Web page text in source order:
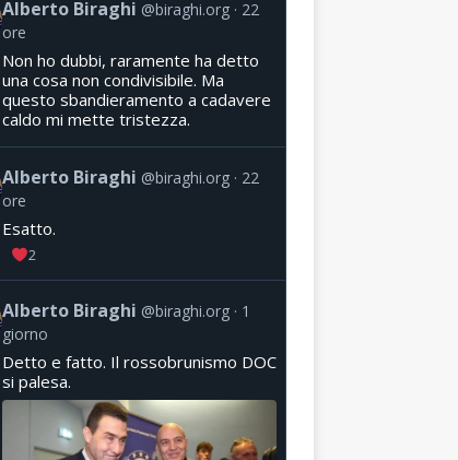
Alberto Biraghi @biraghi.org
22
ore
Non ho dubbi, raramente ha detto
una cosa non condivisibile. Ma
questo sbandieramento a cadavere
caldo mi mette tristezza.
Alberto Biraghi @biraghi.org
22
ore
Esatto.
2
Alberto Biraghi @biraghi.org
1
giorno
Detto e fatto. Il rossobrunismo DOC
si palesa.